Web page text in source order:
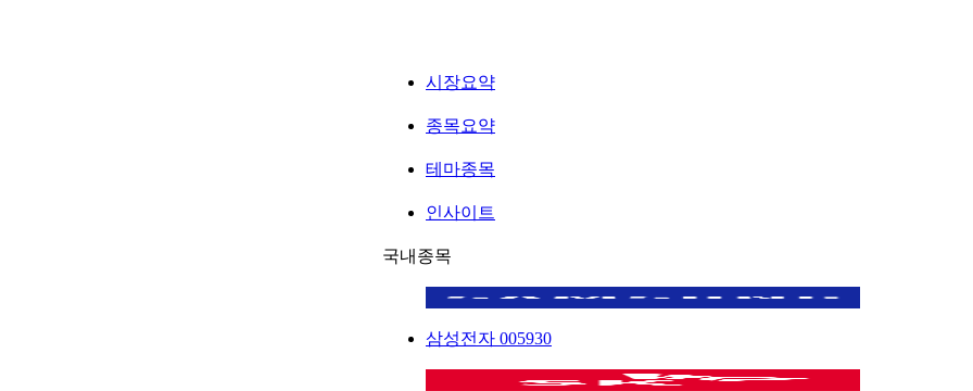
시장요약
종목요약
테마종목
인사이트
국내종목
삼성전자 005930